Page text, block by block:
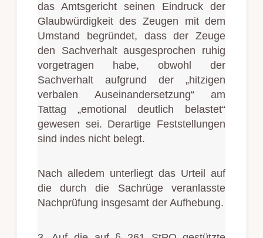
das Amtsgericht seinen Eindruck der
Glaubwürdigkeit des Zeugen mit dem
Umstand begründet, dass der Zeuge
den Sachverhalt ausgesprochen ruhig
vorgetragen habe, obwohl der
Sachverhalt aufgrund der „hitzigen
verbalen Auseinandersetzung“ am
Tattag „emotional deutlich belastet“
gewesen sei. Derartige Feststellungen
sind indes nicht belegt.
Nach alledem unterliegt das Urteil auf
die durch die Sachrüge veranlasste
Nachprüfung insgesamt der Aufhebung.